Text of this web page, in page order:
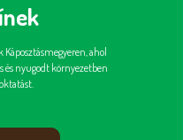
ahol
és nyugodt környezetben